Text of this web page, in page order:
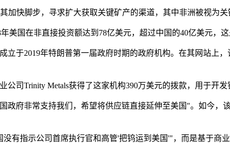
加快脚步，寻求扩大获取关键矿产的渠道，其中非洲被视为关
美国在非直接投资额达到78亿美元，超过中国的40亿美元，
立于2019年特朗普第一届政府时期的政府机构。在其网站上
司Trinity Metals获得了这家机构390万美元的拨款，用于开发
政府非常支持我们，希望将供应链直接延伸至美国"。如今
有指示公司首席执行官和高管'把钨运到美国'"，而是基于商